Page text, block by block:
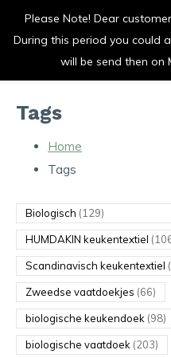
vrolijk
Tags
Home
Tags
Biologisch (129)
HUMDAKIN keukentextiel
Scandinavisch keukentextiel
Zweedse vaatdoekjes (66)
biologische keukendoek (98)
biologische vaatdoek (203)
Please Note! Dear
During this period you could
will be send then on